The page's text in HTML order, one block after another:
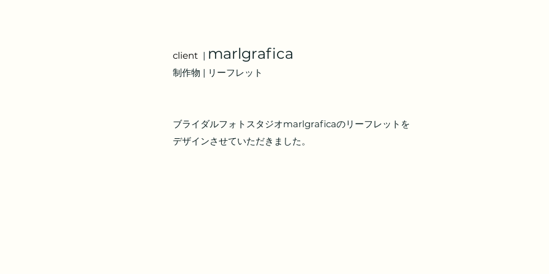
client | marlgrafica
制作物 | リーフレット
ブライダルフォトスタジオmarlgraficaのリーフレットを
デザインさせていただきました。